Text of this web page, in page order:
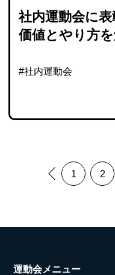
社内運動会に
価値とやり方
#社内運動会
1 2
運動会メニュー